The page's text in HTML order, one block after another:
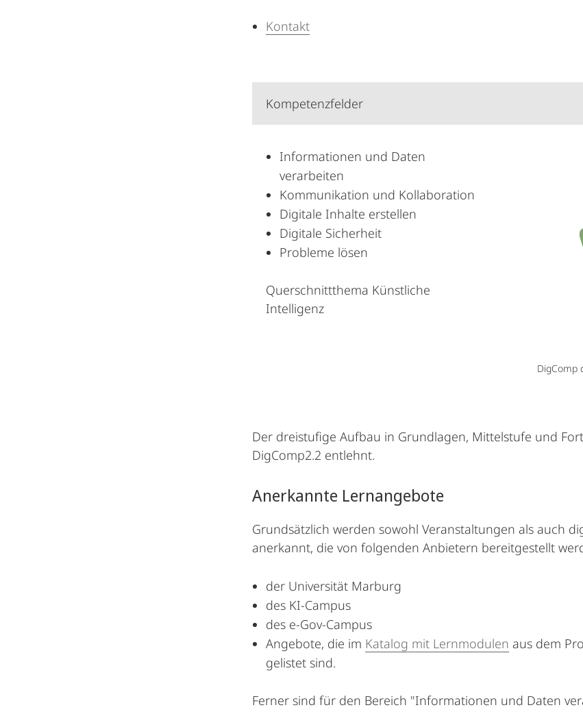
Kontakt
Kompetenzfelder
Informationen und Daten
verarbeiten
Kommunikation und Kollaboration
Digitale Inhalte erstellen
Digitale Sicherheit
Probleme lösen
Querschnittthema Künstliche
Intelligenz
DigComp
Der dreistufige Aufbau in Grundlagen, Mittelstufe und
DigComp2.2 entlehnt.
Anerkannte Lernangebote
Grundsätzlich werden sowohl Veranstaltungen als auch
anerkannt, die von folgenden Anbietern bereitgestellt
der Universität Marburg
des KI-Campus
des e-Gov-Campus
Angebote, die im Katalog mit Lernmodulen aus dem
gelistet sind.
Ferner sind für den Bereich "Informationen und Daten